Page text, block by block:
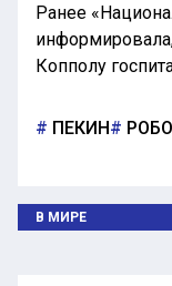
Ранее
Копполу
ПЕКИН
В МИРЕ